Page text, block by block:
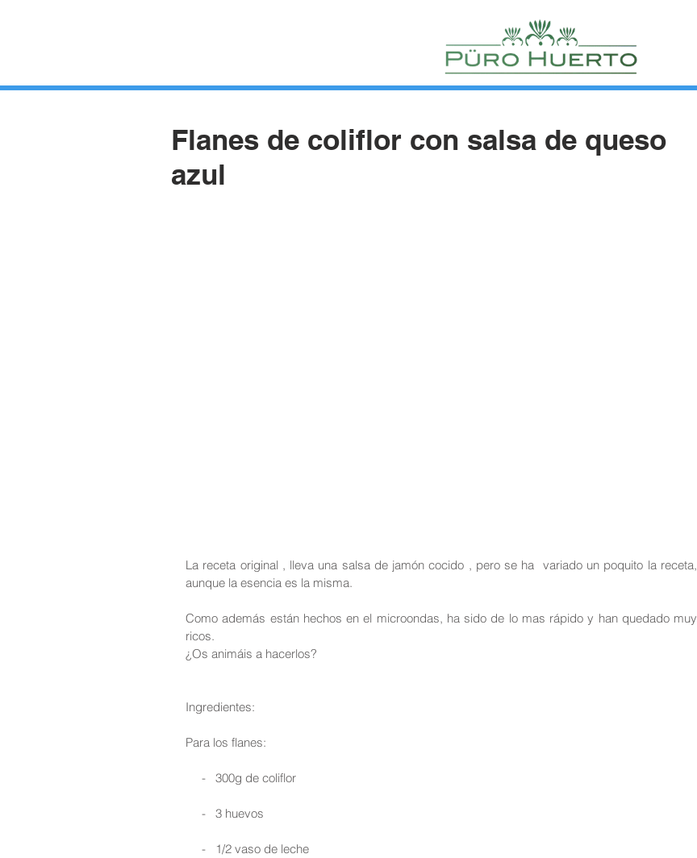
Flanes de coliflor con salsa de queso
azul
La receta original , lleva una salsa de jamón cocido , pero se ha  variado un poquito la receta,
aunque la esencia es la misma.
Como además están hechos en el microondas, ha sido de lo mas rápido y han quedado muy
ricos.
¿Os animáis a hacerlos?
Ingredientes:
Para los flanes:
     -   300g de coliflor
     -   3 huevos
     -   1/2 vaso de leche